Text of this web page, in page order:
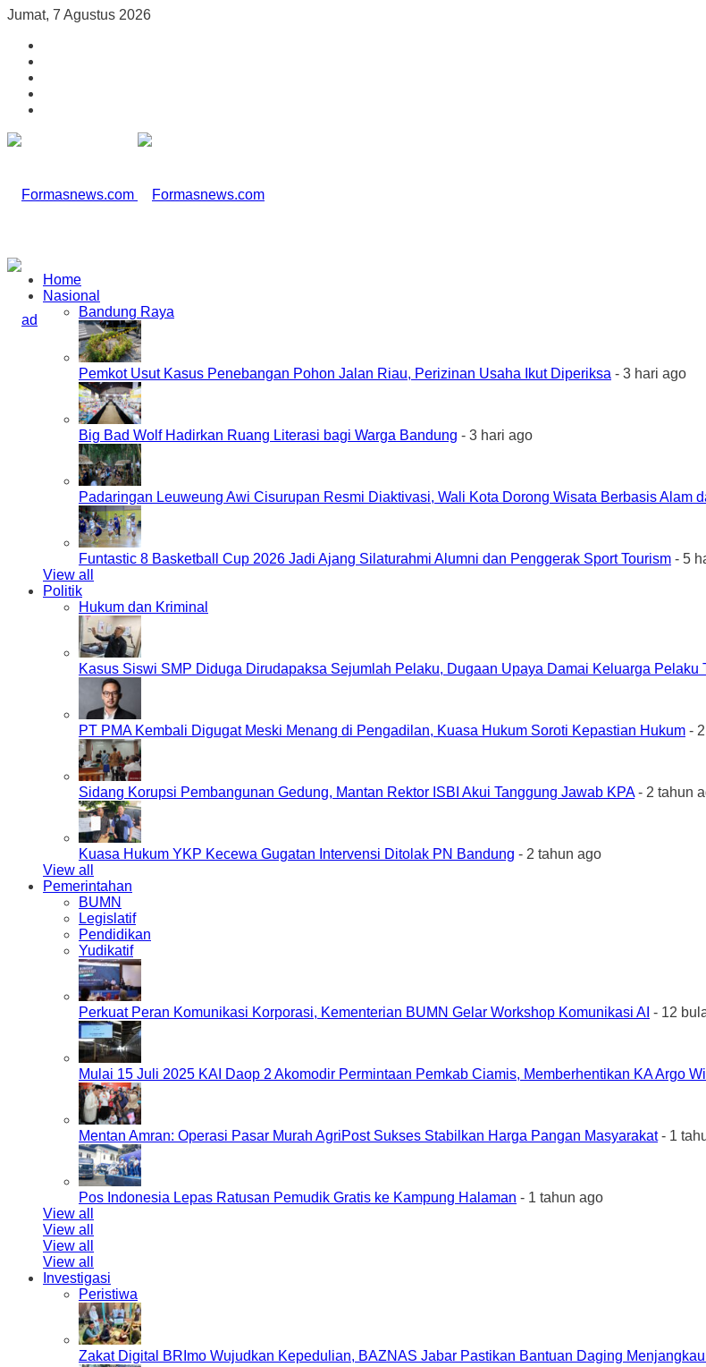
Jumat, 7 Agustus 2026
Home
Nasional
Bandung Raya
Pemkot Usut Kasus Penebangan Pohon Jalan Riau, Perizinan Usaha Ikut Diperiksa - 3 hari ago
Big Bad Wolf Hadirkan Ruang Literasi bagi Warga Bandung - 3 hari ago
Padaringan Leuweung Awi Cisurupan Resmi Diaktivasi, Wali Kota Dorong Wisata Berbasis Alam
Funtastic 8 Basketball Cup 2026 Jadi Ajang Silaturahmi Alumni dan Penggerak Sport Tourism - 5
View all
Politik
Hukum dan Kriminal
Kasus Siswi SMP Diduga Dirudapaksa Sejumlah Pelaku, Dugaan Upaya Damai Keluarga Pelaku
PT PMA Kembali Digugat Meski Menang di Pengadilan, Kuasa Hukum Soroti Kepastian Hukum -
Sidang Korupsi Pembangunan Gedung, Mantan Rektor ISBI Akui Tanggung Jawab KPA- 2 tahun
Kuasa Hukum YKP Kecewa Gugatan Intervensi Ditolak PN Bandung - 2 tahun ago
View all
Pemerintahan
BUMN
Legislatif
Pendidikan
Yudikatif
Perkuat Peran Komunikasi Korporasi, Kementerian BUMN Gelar Workshop Komunikasi AI - 12
Mulai 15 Juli 2025 KAI Daop 2 Akomodir Permintaan Pemkab Ciamis, Memberhentikan KA Argo
Mentan Amran: Operasi Pasar Murah AgriPost Sukses Stabilkan Harga Pangan Masyarakat- 1
Pos Indonesia Lepas Ratusan Pemudik Gratis ke Kampung Halaman - 1 tahun ago
View all
View all
View all
View all
Investigasi
Peristiwa
Zakat Digital BRImo Wujudkan Kepedulian, BAZNAS Jabar Pastikan Bantuan Daging